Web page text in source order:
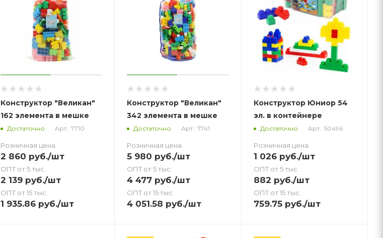
Конструктор "Великан"
162 элемента в мешке
Достаточно Арт.: 7710
Розничная цена
2 860 руб./шт
ОПТ от 5 тыс.
2 139руб./шт
ОПТ от 15 тыс.
1 935.86руб./шт
Конструктор "Великан"
342 элемента в мешке
Достаточно Арт.: 7741
Розничная цена
5 980 руб./шт
ОПТ от 5 тыс.
4 477 руб./шт
ОПТ от 15 тыс.
4 051.58 руб./шт
Конструктор Юниор 54
эл. в контейнере
Достаточно Арт.: 50496
Розничная цена
1 026руб./шт
ОПТ от 5 тыс.
882 руб./шт
ОПТ от 15 тыс.
759.75руб./шт